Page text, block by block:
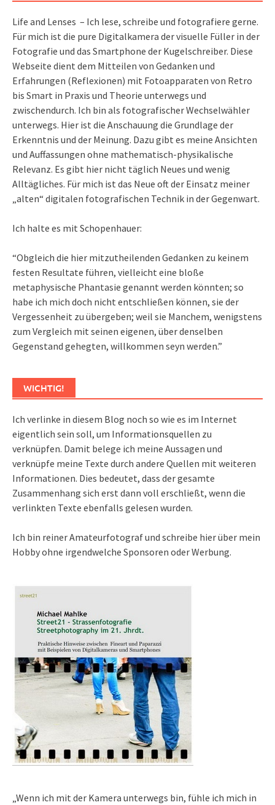
Life and Lenses – Ich lese, schreibe und fotografiere gerne.
Für mich ist die pure Digitalkamera der visuelle Füller in der
Fotografie und das Smartphone der Kugelschreiber. Diese
Webseite dient dem Mitteilen von Gedanken und
Erfahrungen (Reflexionen) mit Fotoapparaten von Retro
bis Smart in Praxis und Theorie unterwegs und
zwischendurch. Ich bin als fotografischer Wechselwähler
unterwegs. Hier ist die Anschauung die Grundlage der
Erkenntnis und der Meinung. Dazu gibt es meine Ansichten
und Auffassungen ohne mathematisch-physikalische
Relevanz. Es gibt hier nicht täglich Neues und wenig
Alltägliches. Für mich ist das Neue oft der Einsatz meiner
„alten“ digitalen fotografischen Technik in der Gegenwart.
Ich halte es mit Schopenhauer:
“Obgleich die hier mitzutheilenden Gedanken zu keinem
festen Resultate führen, vielleicht eine bloße
metaphysische Phantasie genannt werden könnten; so
habe ich mich doch nicht entschließen können, sie der
Vergessenheit zu übergeben; weil sie Manchem, wenigstens
zum Vergleich mit seinen eigenen, über denselben
Gegenstand gehegten, willkommen seyn werden.”
WICHTIG!
Ich verlinke in diesem Blog noch so wie es im Internet
eigentlich sein soll, um Informationsquellen zu
verknüpfen. Damit belege ich meine Aussagen und
verknüpfe meine Texte durch andere Quellen mit weiteren
Informationen. Dies bedeutet, dass der gesamte
Zusammenhang sich erst dann voll erschließt, wenn die
verlinkten Texte ebenfalls gelesen wurden.
Ich bin reiner Amateurfotograf und schreibe hier über mein
Hobby ohne irgendwelche Sponsoren oder Werbung.
„Wenn ich mit der Kamera unterwegs bin, fühle ich mich in